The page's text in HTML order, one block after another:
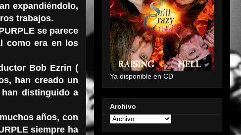
expandiéndolo,
trabajos.
se parece
como era en los
Bob Ezrin (
han creado un
distinguido a
años, con
siempre ha
Ya disponible en CD
Archivo